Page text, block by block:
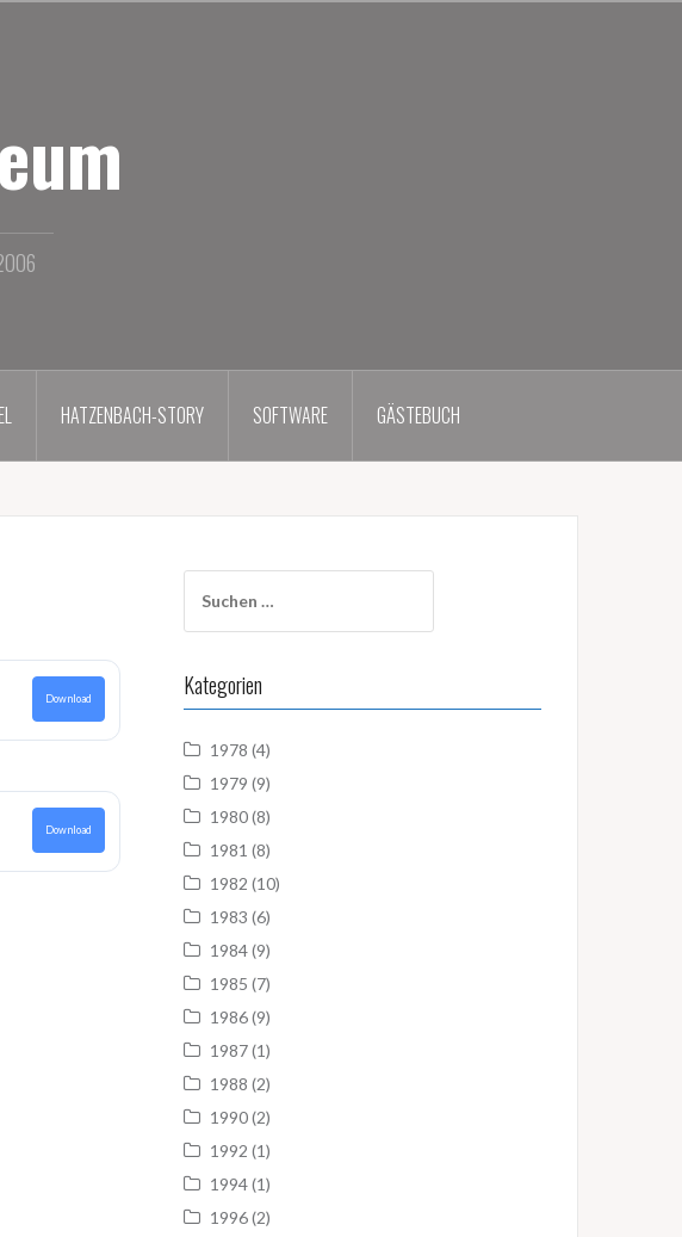
HATZENBACH-STORY SOFTWARE GÄSTEBUCH
Download
Download
nach:
Kategorien
1978 (4)
1979 (9)
1980(8)
1981 (8)
1982 (10)
1983 (6)
1984(9)
1985 (7)
1986(9)
1987(1)
1988 (2)
1990(2)
1992 (1)
1994(1)
1996(2)